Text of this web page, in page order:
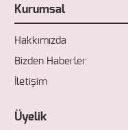
Kurumsal
Hakkımızda
Bizden Haberler
İletişim
Üyelik